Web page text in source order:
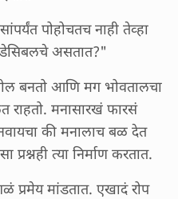
पोहोचतच नाही तेव्हा
असतात?"
बनतो आणि मग भोवतालचा
राहतो. मनासारखं फारसं
की मनालाच बळ देत
त्या निर्माण करतात.
मांडतात. एखादं रोप